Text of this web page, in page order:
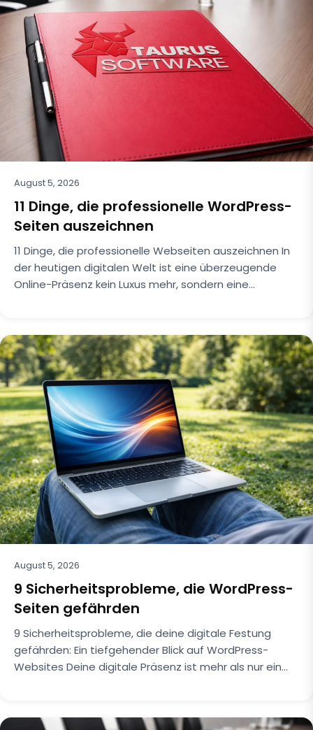
August 5, 2026
11 Dinge, die professionelle WordPress-
Seiten auszeichnen
11 Dinge, die professionelle Webseiten auszeichnen In
der heutigen digitalen Welt ist eine überzeugende
Online-Präsenz kein Luxus mehr, sondern eine…
August 5, 2026
9 Sicherheitsprobleme, die WordPress-
Seiten gefährden
9 Sicherheitsprobleme, die deine digitale Festung
gefährden: Ein tiefgehender Blick auf WordPress-
Websites Deine digitale Präsenz ist mehr als nur ein…